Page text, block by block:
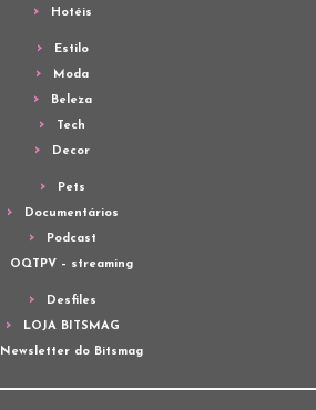
Hotéis
Estilo
Moda
Beleza
Tech
Decor
Pets
Documentários
Podcast
OQTPV – streaming
Desfiles
LOJA BITSMAG
Newsletter do Bitsmag